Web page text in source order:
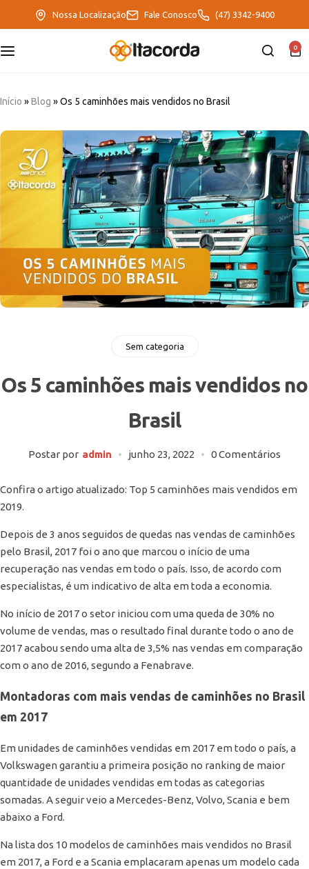
Nossa Localização Fale Conosco (47) 3342-9400
0
Início »Blog »Os 5 caminhões mais vendidos no Brasil
Sem categoria
Os 5 caminhões mais vendidos no
Brasil
Postar por admin junho 23, 2022 0 Comentários
Confira o artigo atualizado: Top 5 caminhões mais vendidos em
2019.
Depois de 3 anos seguidos de quedas nas vendas de caminhões
pelo Brasil, 2017 foi o ano que marcou o início de uma
recuperação nas vendas em todo o país. Isso, de acordo com
especialistas, é um indicativo de alta em toda a economia.
No início de 2017 o setor iniciou com uma queda de 30% no
volume de vendas, mas o resultado final durante todo o ano de
2017 acabou sendo uma alta de 3,5% nas vendas em comparação
com o ano de 2016, segundo a Fenabrave.
Montadoras com mais vendas de caminhões no Brasil
em 2017
Em unidades de caminhões vendidas em 2017 em todo o país, a
Volkswagen garantiu a primeira posição no ranking de maior
quantidade de unidades vendidas em todas as categorias
somadas. A seguir veio a Mercedes-Benz, Volvo, Scania e bem
abaixo a Ford.
Na lista dos 10 modelos de caminhões mais vendidos no Brasil
em 2017, a Ford e a Scania emplacaram apenas um modelo cada
ItaMaxx